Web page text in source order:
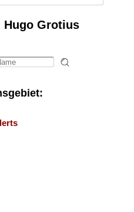
Hugo Grotius